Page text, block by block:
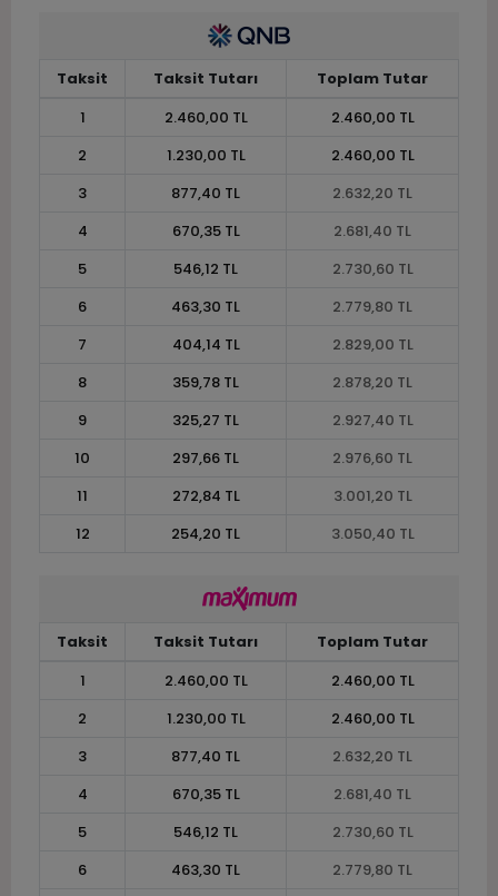
Taksit Taksit Tutarı
Toplam Tutar
1
2.460,00 TL
2.460,00 TL
2
1.230,00 TL
2.460,00 TL
3
877,40 TL
2.632,20 TL
4
670,35 TL
2.681,40 TL
5
546,12 TL
2.730,60 TL
6
463,30 TL
2.779,80 TL
7
404,14 TL
2.829,00 TL
8
359,78 TL
2.878,20 TL
9
325,27 TL
2.927,40 TL
10
297,66 TL
2.976,60 TL
11
272,84 TL
3.001,20 TL
12
254,20 TL 3.050,40 TL
Taksit Taksit Tutarı
Toplam Tutar
1
2.460,00 TL
2.460,00 TL
2
1.230,00 TL
2.460,00 TL
3
877,40 TL
2.632,20 TL
4
670,35 TL
2.681,40 TL
5
546,12 TL
2.730,60 TL
6
463,30 TL 2.779,80 TL